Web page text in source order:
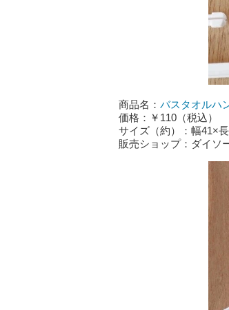
商品名： バスタオルハ
価格：￥110（税込）
サイズ（約）：幅41×
販売ショップ：ダイソ